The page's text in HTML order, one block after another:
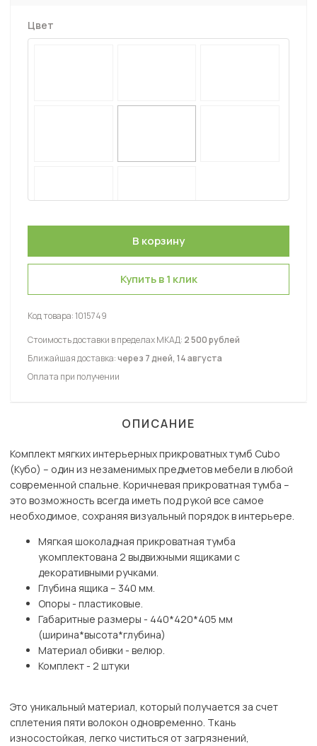
Цвет
Купить в 1 клик
Код товара:1015749
Стоимость доставки в пределах МКАД: 2 500 рублей
Ближайшая доставка:через 7 дней, 14 августа
Оплата при получении
ОПИСАНИЕ
Комплект мягких интерьерных прикроватных тумб Cubo
(Кубо) – один из незаменимых предметов мебели в любой
современной спальне. Коричневая прикроватная тумба –
это возможность всегда иметь под рукой все самое
необходимое, сохраняя визуальный порядок в интерьере.
Мягкая шоколадная прикроватная тумба
укомплектована 2 выдвижными ящиками с
декоративными ручками.
Глубина ящика – 340 мм.
Опоры - пластиковые.
Габаритные размеры - 440*420*405 мм
(ширина*высота*глубина)
Материал обивки - велюр.
Комплект - 2 штуки
Это уникальный материал, который получается за счет
сплетения пяти волокон одновременно. Ткань
износостойкая, легко чиститься от загрязнений,